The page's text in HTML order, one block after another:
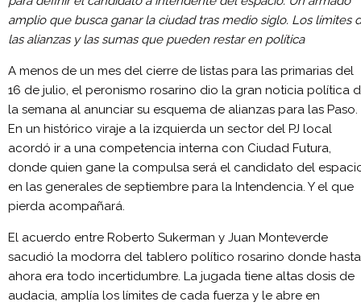
amplio que busca ganar la ciudad tras medio siglo. Los límites
las alianzas y las sumas que pueden restar en política
A menos de un mes del cierre de listas para las primarias del
16 de julio, el peronismo rosarino dio la gran noticia política
la semana al anunciar su esquema de alianzas para las Paso.
En un histórico viraje a la izquierda un sector del PJ local
acordó ir a una competencia interna con Ciudad Futura,
donde quien gane la compulsa será el candidato del
en las generales de septiembre para la Intendencia. Y el que
pierda acompañará.
El acuerdo entre Roberto Sukerman y Juan Monteverde
sacudió la modorra del tablero político rosarino donde hasta
ahora era todo incertidumbre. La jugada tiene altas dosis de
audacia, amplía los límites de cada fuerza y le abre en